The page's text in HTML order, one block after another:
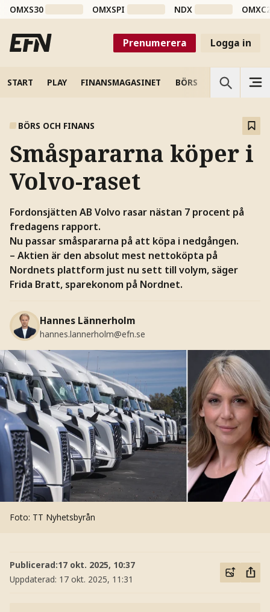
OMXS30 OMXSPI NDX
Prenumerera Logga in
START PLAY FINANSMAGASINET BÖRS VETENSKAP
BÖRS OCH FINANS
Småspararna köper i
Volvo-raset
Fordonsjätten AB Volvo rasar nästan 7 procent på
fredagens rapport.
Nu passar småspararna på att köpa i nedgången.
– Aktien är den absolut mest nettoköpta på
Nordnets plattform just nu sett till volym, säger
Frida Bratt, sparekonom på Nordnet.
Hannes Lännerholm
hannes.lannerholm@efn.se
Foto: TT Nyhetsbyrån
Publicerad:17 okt. 2025, 10:37
Uppdaterad: 17 okt. 2025, 11:31